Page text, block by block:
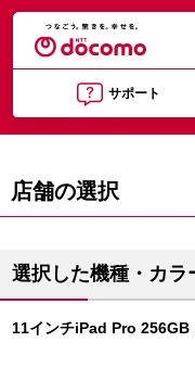
サポート
店舗の選択
選択した機種・カラ
11インチiPad Pro 256GB